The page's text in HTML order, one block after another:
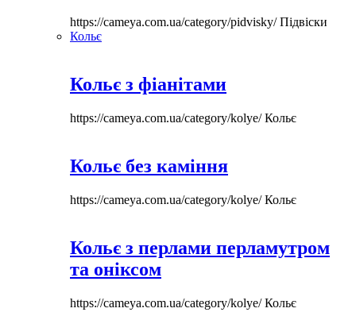
https://cameya.com.ua/category/pidvisky/Підвіски
Кольє
Кольє з фіанітами
https://cameya.com.ua/category/kolye/Кольє
Кольє без каміння
https://cameya.com.ua/category/kolye/Кольє
Кольє з перлами перламутром
та оніксом
https://cameya.com.ua/category/kolye/Кольє